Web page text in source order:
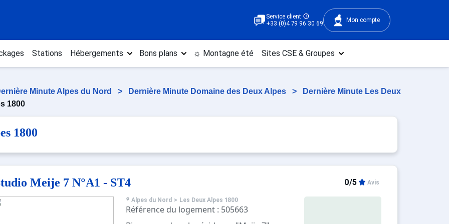
Service client
+33 (0)4 79 96 30 69
Mon compte
Stations Hébergements Bons plans ☼ Montagne été Sites CSE & Groupes
Minute Alpes du Nord > Dernière Minute Domaine des Deux Alpes >
Dernière Minute Les Deux
1800
1800
Meije 7 N°A1 - ST4 0/5 Avis
Alpes du Nord > Les Deux Alpes 1800
Référence du logement : 505663